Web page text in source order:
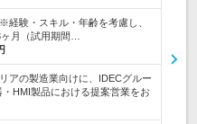
経験・スキル・年齢を考慮し、
月（試用期間…
アの製造業向けに、IDECグルー
HMI製品における提案営業をお